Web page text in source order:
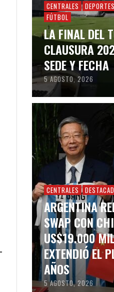
CENTRALES DEPORTES
FÚTBOL
LA FINAL DEL
CLAUSURA
SEDE Y FECHA
5 AGOSTO, 2026
CENTRALES
ARGENTINA
SWAP CON
US$19.000
EXTENDIÓ EL
AÑOS
5 AGOSTO, 2026